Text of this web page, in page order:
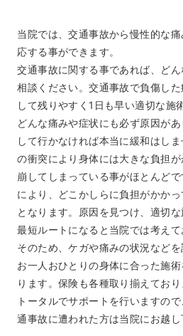
当院では、交通事故から慢性的な
応する事ができます。
交通事故に関する事であれば、ど
相談ください。交通事故で負傷し
して残りやすく1日も早い適切な施
どんな痛みや症状にも必ず原因が
して行かなければ本当に緩和はし
の衝突により身体には大きな負担
崩してしまっている事がほとんど
により、どこかしらに負担がかか
となります。原因を見つけ、適切
最短ルートになると当院では考えて
そのため、ケガや痛みの状況などを
お一人おひとりの身体に合った施
ります。保険も各種取り揃えており
トータルでサポートを行いますの
通事故に遭われた方は当院にお越し